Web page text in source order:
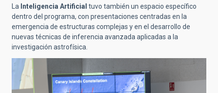
La Inteligencia Artificial tuvo también un espacio específico
dentro del programa, con presentaciones centradas en la
emergencia de estructuras complejas y en el desarrollo de
nuevas técnicas de inferencia avanzada aplicadas a la
investigación astrofísica.